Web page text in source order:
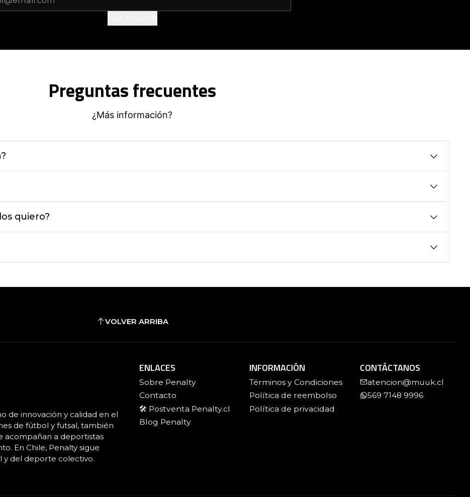
Preguntas frecuentes
¿Más información?
quiero?
VOLVER ARRIBA
de innovación y calidad en el
de fútbol y futsal, también
acompañan a deportistas
En Chile, Penalty sigue
y del deporte colectivo.
ENLACES
Sobre Penalty
Contacto
🛠️ Postventa Penalty.cl
Blog Penalty
INFORMACIÓN
Términos y Condiciones
Política de reembolso
Política de privacidad
CONTÁCTANOS
atencion@muuk.cl
569 7148 9996